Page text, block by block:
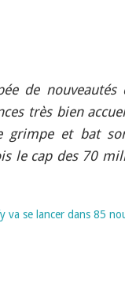
de nouveautés
très bien
grimpe et bat
le cap des 70
va se lancer dans 85